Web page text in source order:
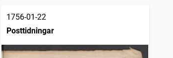
1756-01-22
Posttidningar